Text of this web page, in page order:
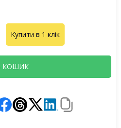
Купити в 1 клік
КОШИК